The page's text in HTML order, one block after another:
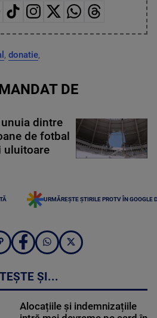
, donatie,
DE
dintre
de fotbal
uluitoare
URMĂREȘTE ȘTIRILE PROTV ÎN GOOGLE
ȘI...
Alocațiile și indemnizațiile